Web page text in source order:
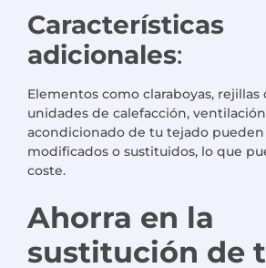
Características
adicionales:
Elementos como claraboyas,
unidades de calefacción,
acondicionado de tu tejado
modificados o sustituidos, lo que
coste.
Ahorra en la
sustitución de